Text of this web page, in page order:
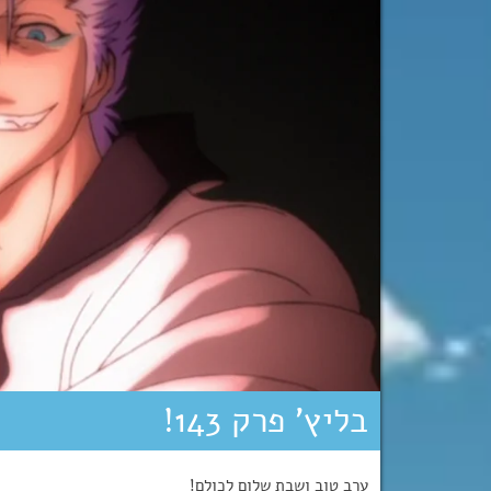
בליץ’ פרק 143!
ערב טוב ושבת שלום לכולם!